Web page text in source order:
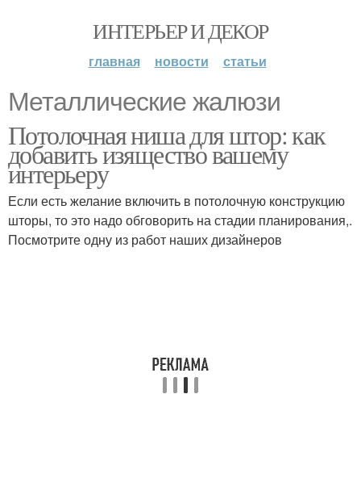
ИНТЕРЬЕР И ДЕКОР
главная новости статьи
Металлические жалюзи
Потолочная ниша для штор: как
добавить изящество вашему
интерьеру
Если есть желание включить в потолочную конструкцию
шторы, то это надо обговорить на стадии планирования,.
Посмотрите одну из работ наших дизайнеров